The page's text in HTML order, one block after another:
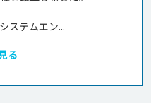
ステムエン...
る